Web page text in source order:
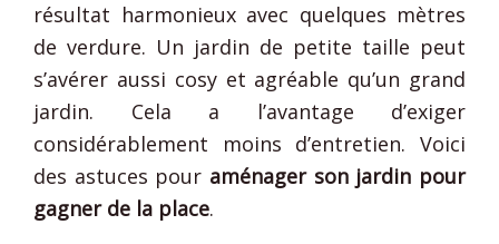
résultat harmonieux avec quelques mètres
de verdure. Un jardin de petite taille peut
s’avérer aussi cosy et agréable qu’un grand
jardin. Cela a l’avantage d’exiger
considérablement moins d’entretien. Voici
des astuces pour aménager son jardin pour
gagner de la place.